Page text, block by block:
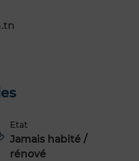
Etat
Jamais habité /
rénové